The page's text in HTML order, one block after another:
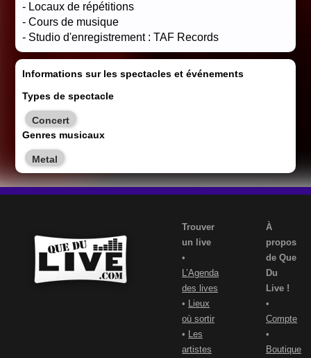
- Locaux de répétitions
- Cours de musique
- Studio d'enregistrement : TAF Records
Informations sur les spectacles et événements
Types de spectacle
Concert
Genres musicaux
Metal
Trouver
un live
•
L’Agenda
des lives
•
Lieux
où sortir
•
Les
artistes
À
propos
de Que
Du
Live !
•
Compte
•
Boutique